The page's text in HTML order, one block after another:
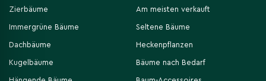
Zierbäume
Immergrüne Bäume
Dachbäume
Kugelbäume
Am meisten verkauft
Seltene Bäume
Heckenpflanzen
Bäume nach Bedarf